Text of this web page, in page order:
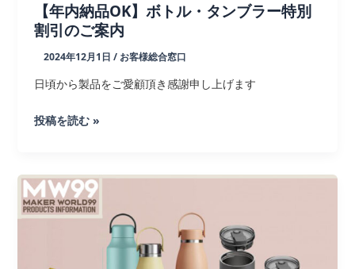
が
追
さ
れ
た
【年内納品OK】ボトル・タンブラー特別
割引のご案内
2024年12月1日 / お客様総合窓口
日頃から製品をご愛顧頂き感謝申し上げます
【年
品
OK】
ボ
投稿を読む »